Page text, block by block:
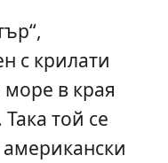
с крилати
в края
той се